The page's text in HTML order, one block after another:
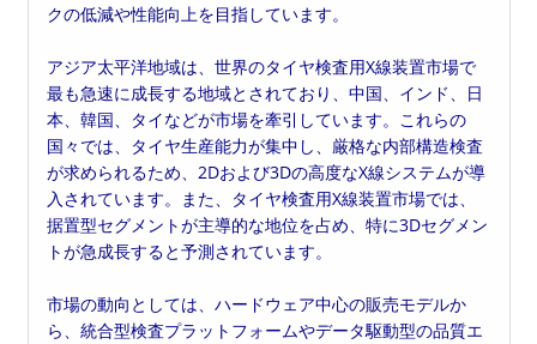
クの低減や性能向上を目指しています。
アジア太平洋地域は、世界のタイヤ検査用X線装置市場で
最も急速に成長する地域とされており、中国、インド、日
本、韓国、タイなどが市場を牽引しています。これらの
国々では、タイヤ生産能力が集中し、厳格な内部構造検査
が求められるため、2Dおよび3Dの高度なX線システムが導
入されています。また、タイヤ検査用X線装置市場では、
据置型セグメントが主導的な地位を占め、特に3Dセグメン
トが急成長すると予測されています。
市場の動向としては、ハードウェア中心の販売モデルか
ら、統合型検査プラットフォームやデータ駆動型の品質エ